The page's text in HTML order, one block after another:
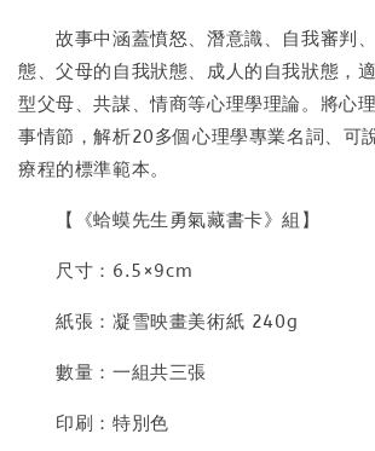
故事中涵蓋憤怒、潛意識、自我審判、
態、父母的自我狀態、成人的自我狀態，
型父母、共謀、情商等心理學理論。將心
事情節，解析20多個心理學專業名詞、可
療程的標準範本。
【《蛤蟆先生勇氣藏書卡》組】
尺寸：6.5×9cm
紙張：凝雪映畫美術紙 240g
數量：一組共三張
印刷：特別色